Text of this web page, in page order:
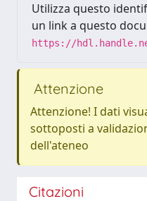
Utilizza questo
un link a questo
https://
Attenzione
Attenzione! I dati
sottoposti a
dell'ateneo
Citazioni